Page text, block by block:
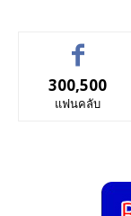
300,500
แฟนคลับ